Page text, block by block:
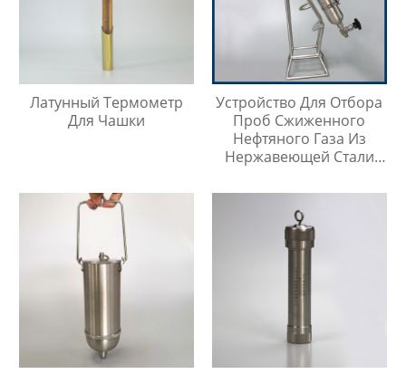
Латунный Термометр
Для Чашки
Устройство Для Отбора
Проб Сжиженного
Нефтяного Газа Из
Нержавеющей Стали